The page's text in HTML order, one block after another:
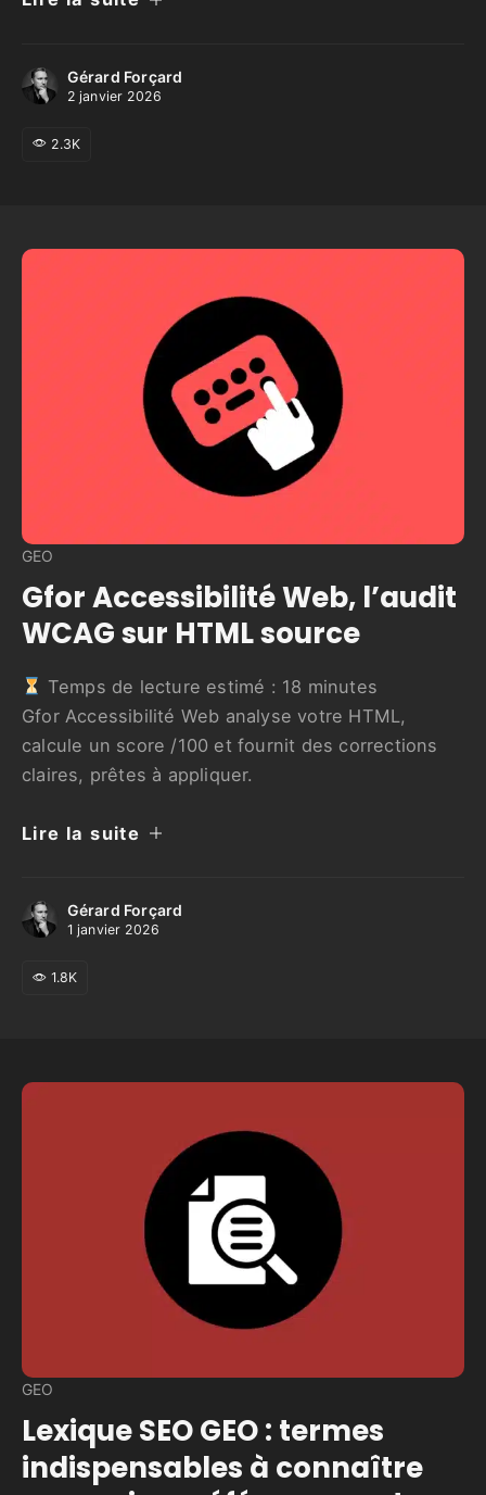
Gérard Forçard
2 janvier 2026
2.3K
GEO
Gfor Accessibilité Web, l’audit
WCAG sur HTML source
Temps de lecture estimé : 18 minutes
Gfor Accessibilité Web analyse votre HTML,
calcule un score /100 et fournit des corrections
claires, prêtes à appliquer.
Lire la suite
Gérard Forçard
1 janvier 2026
1.8K
GEO
Lexique SEO GEO : termes
indispensables à connaître